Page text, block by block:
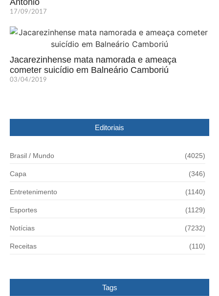
Antônio
17/09/2017
Jacarezinhense mata namorada e ameaça
cometer suicídio em Balneário Camboriú
03/04/2019
Editoriais
Brasil / Mundo (4025)
Capa (346)
Entretenimento (1140)
Esportes (1129)
Notícias (7232)
Receitas (110)
Tags